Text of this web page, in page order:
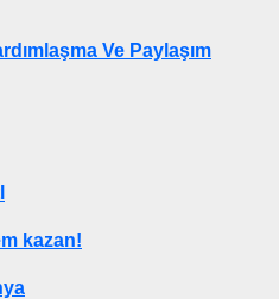
Ve Paylaşım
kazan!